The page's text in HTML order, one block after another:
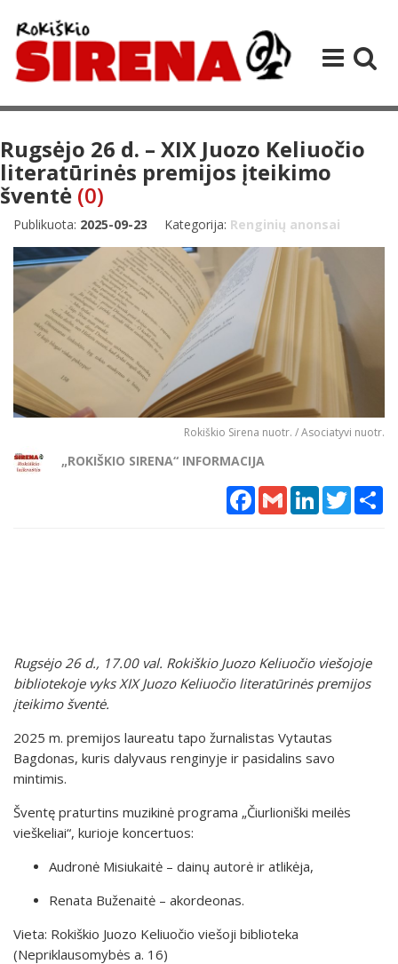
Rugsėjo 26 d. – XIX Juozo Keliuočio
literatūrinės premijos įteikimo
šventė (0)
Publikuota: 2025-09-23 Kategorija: Renginių anonsai
Rokiškio Sirena nuotr. / Asociatyvi nuotr.
„ROKIŠKIO SIRENA“ INFORMACIJA
Facebook
Gmail LinkedInTwitter
Rugsėjo 26 d., 17.00 val. Rokiškio Juozo Keliuočio viešojoje
bibliotekoje vyks XIX Juozo Keliuočio literatūrinės premijos
įteikimo šventė.
2025 m. premijos laureatu tapo žurnalistas Vytautas
Bagdonas, kuris dalyvaus renginyje ir pasidalins savo
mintimis.
Šventę praturtins muzikinė programa „Čiurlioniški meilės
vieškeliai“, kurioje koncertuos:
Audronė Misiukaitė – dainų autorė ir atlikėja,
Renata Buženaitė – akordeonas.
Vieta: Rokiškio Juozo Keliuočio viešoji biblioteka
(Nepriklausomybės a. 16)